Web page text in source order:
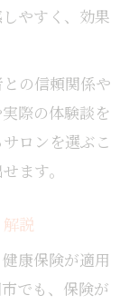
やすく、効果
の信頼関係や
際の体験談を
ロンを選ぶこ
ます。
説
康保険が適用
でも、保険が